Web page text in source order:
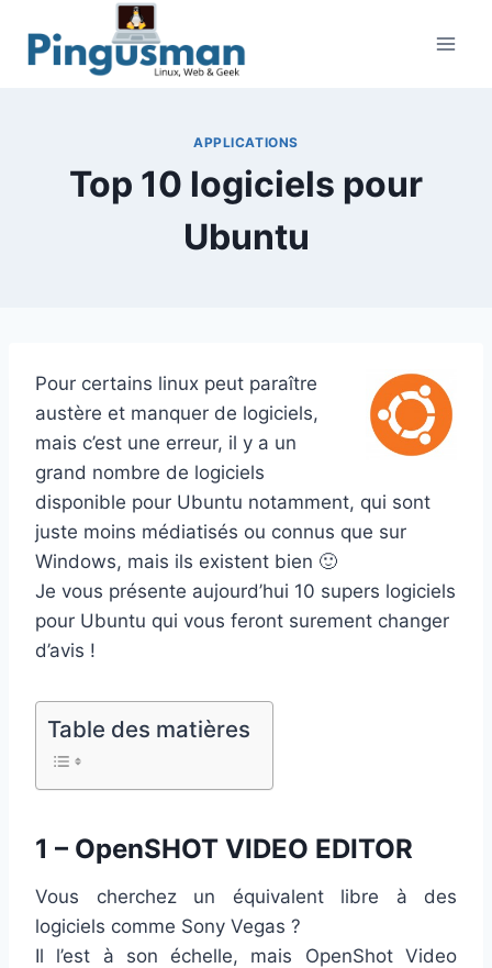
contenu
APPLICATIONS
Top 10 logiciels pour
Ubuntu
Pour certains linux peut paraître
austère et manquer de logiciels,
mais c’est une erreur, il y a un
grand nombre de logiciels
disponible pour Ubuntu notamment, qui sont
juste moins médiatisés ou connus que sur
Windows, mais ils existent bien 🙂
Je vous présente aujourd’hui 10 supers logiciels
pour Ubuntu qui vous feront surement changer
d’avis !
Table des matières
1 – OpenSHOT VIDEO EDITOR
Vous cherchez un équivalent libre à des
logiciels comme Sony Vegas ?
Il l’est à son échelle, mais OpenShot Video